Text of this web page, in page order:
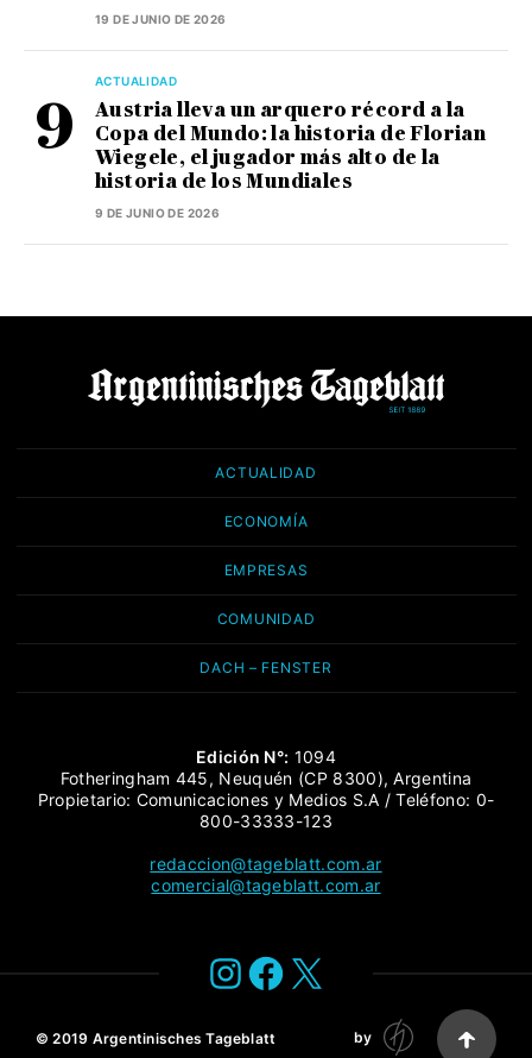
19 DE JUNIO DE 2026
ACTUALIDAD
Austria lleva un arquero récord a la
Copa del Mundo: la historia de Florian
Wiegele, el jugador más alto de la
historia de los Mundiales
9 DE JUNIO DE 2026
ACTUALIDAD
ECONOMÍA
EMPRESAS
COMUNIDAD
DACH – FENSTER
Edición N°: 1094
Fotheringham 445, Neuquén (CP 8300), Argentina
Propietario: Comunicaciones y Medios S.A / Teléfono: 0-
800-33333-123
redaccion@tageblatt.com.ar
comercial@tageblatt.com.ar
Instagram
Facebook
X
© 2019 Argentinisches Tageblatt by